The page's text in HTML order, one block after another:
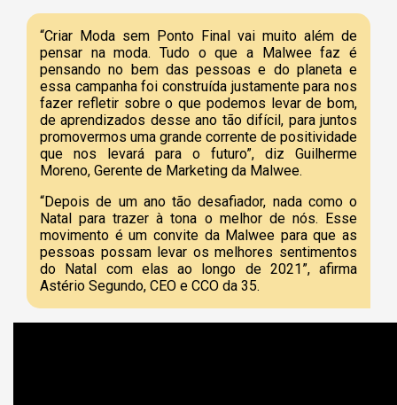
“Criar Moda sem Ponto Final vai muito além de
pensar na moda. Tudo o que a Malwee faz é
pensando no bem das pessoas e do planeta e
essa campanha foi construída justamente para nos
fazer refletir sobre o que podemos levar de bom,
de aprendizados desse ano tão difícil, para juntos
promovermos uma grande corrente de positividade
que nos levará para o futuro”, diz Guilherme
Moreno, Gerente de Marketing da Malwee.
“Depois de um ano tão desafiador, nada como o
Natal para trazer à tona o melhor de nós. Esse
movimento é um convite da Malwee para que as
pessoas possam levar os melhores sentimentos
do Natal com elas ao longo de 2021”, afirma
Astério Segundo, CEO e CCO da 35.